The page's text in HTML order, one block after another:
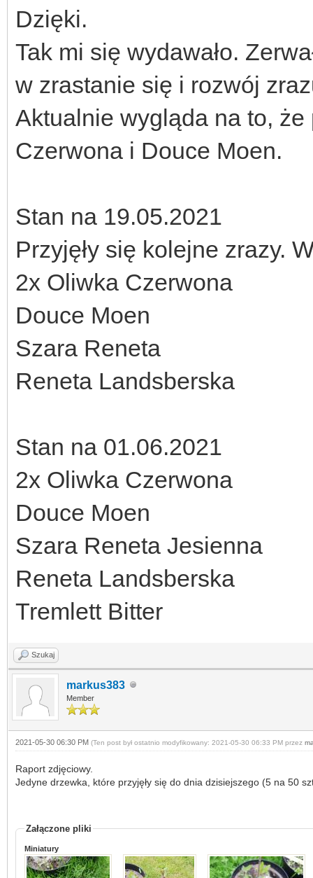
Dzięki.
Tak mi się wydawało.
w zrastanie się i rozwój
Aktualnie wygląda na to, że
Czerwona i Douce Moen.
Stan na 19.05.2021
Przyjęły się kolejne zrazy.
2x Oliwka Czerwona
Douce Moen
Szara Reneta
Reneta Landsberska
Stan na 01.06.2021
2x Oliwka Czerwona
Douce Moen
Szara Reneta Jesienna
Reneta Landsberska
Tremlett Bitter
Szukaj
markus383
Member
2021-05-30 06:30 PM (Ten post był ostatnio modyfikowany: 2021-05-30 06:33 PM przez
Raport zdjęciowy.
Jedyne drzewka, które przyjęły się do dnia dzisiejszego (5 na 50
Załączone pliki
Miniatury